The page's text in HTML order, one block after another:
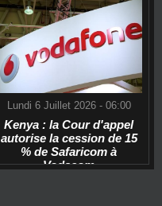
Lundi 6 Juillet 2026 - 06:00
Kenya : la Cour d'appel
autorise la cession de 15
% de Safaricom à
Vodacom